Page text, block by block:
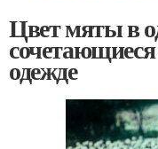
Цвет мяты в
одежде